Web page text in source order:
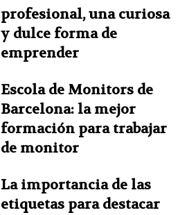
profesional, una curiosa
y dulce forma de
emprender
Escola de Monitors de
Barcelona: la mejor
formación para trabajar
de monitor
La importancia de las
etiquetas para destacar